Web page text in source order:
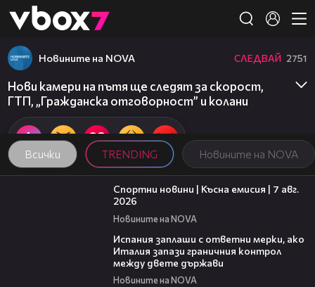
👾
Всички TRENDING Новините на NOVA
Новините на NOVA СЛЕДВАЙ 2751
Нови камери на пътя ще следят за скорост,
ГТП, „Гражданска отговорност” и колани
03:46
Спортни новини | Късна емисия | 7 авг.
2026
Новините на NOVA
Испания заплаши с ответни мерки, ако
Италия запази граничния контрол
между двете държави
Новините на NOVA